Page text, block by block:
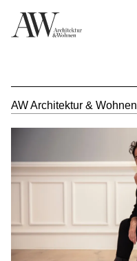
AW Architektur & Wohnen